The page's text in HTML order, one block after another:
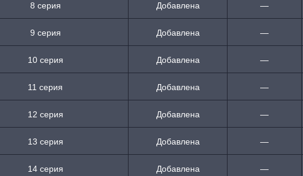
8 серия Добавлена —
9 серия Добавлена —
10 серия Добавлена —
11 серия Добавлена —
12 серия Добавлена —
13 серия Добавлена —
14 серия Добавлена —